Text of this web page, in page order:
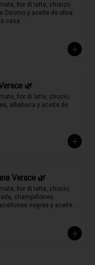
fior di latte, chorizo
Osorno y aceite de oliva
casa.
🌿
fior di latte, choclo,
albahaca y aceite de
Verace 🌿
fior di latte, choclo,
champiñones,
negras y aceite